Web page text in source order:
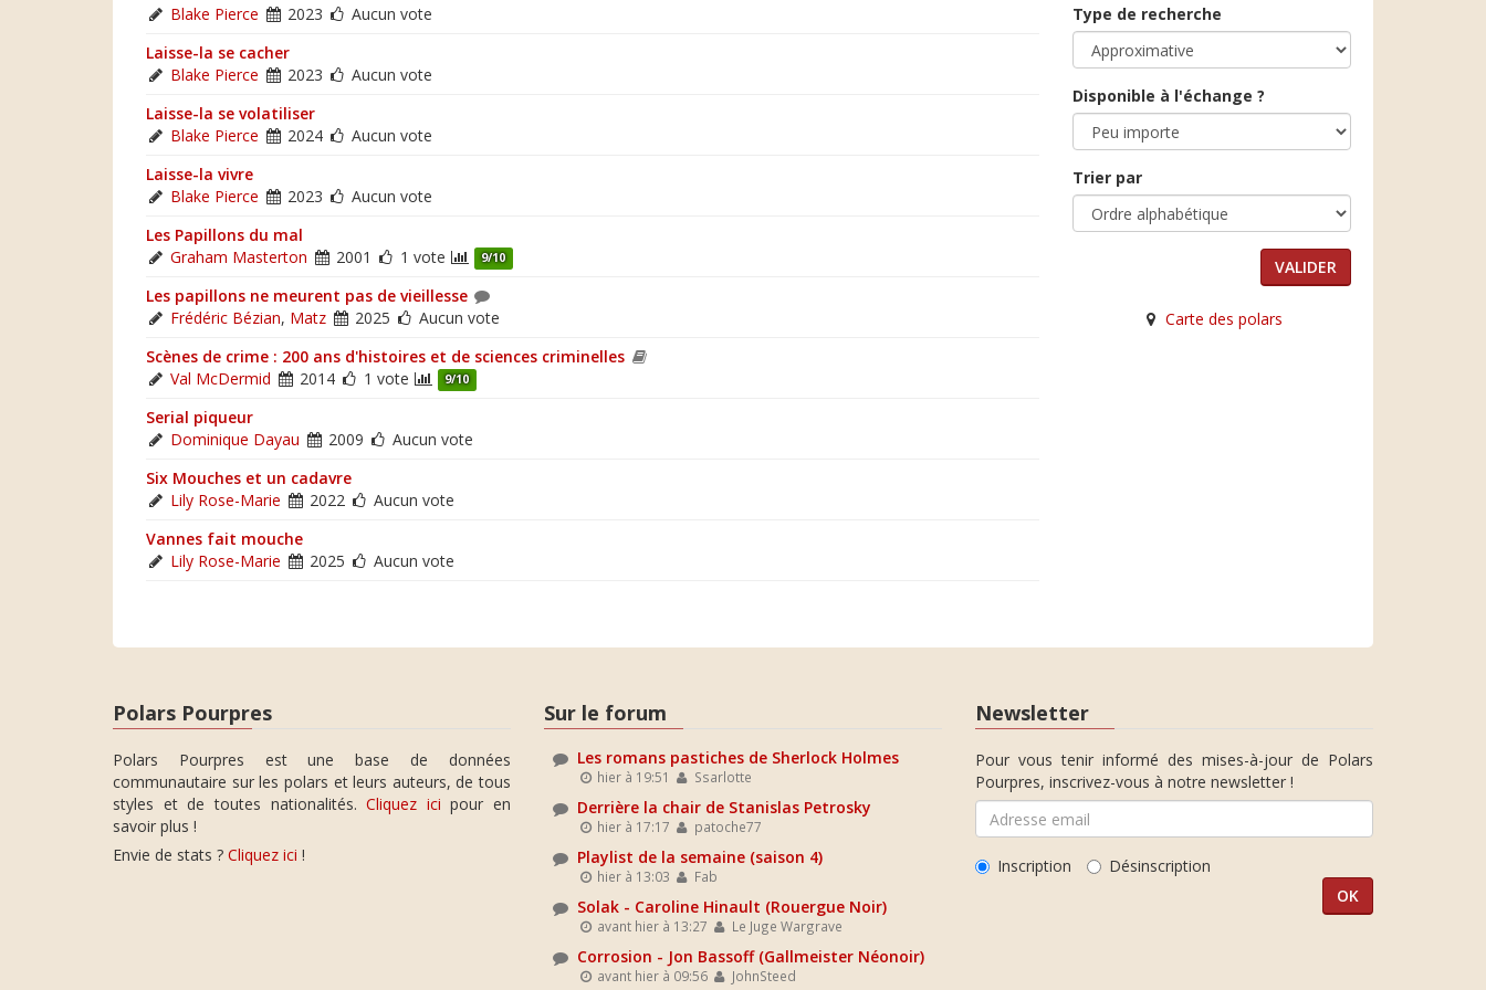
Blake Pierce
2023
Aucun vote
Laisse-la se cacher
Blake Pierce
2023
Aucun vote
Laisse-la se volatiliser
Blake Pierce
2024
Aucun vote
Laisse-la vivre
Blake Pierce
2023
Aucun vote
Les Papillons du mal
Graham Masterton
2001 1 vote 9/10
Les papillons ne meurent pas de vieillesse
Frédéric Bézian, Matz 2025
Aucun vote
Scènes de crime : 200 ans d'histoires et de sciences criminelles
Val McDermid
2014 1 vote 9/10
Serial piqueur
Dominique Dayau
2009
Aucun vote
Six Mouches et un cadavre
Lily Rose-Marie
2022
Aucun vote
Vannes fait mouche
Lily Rose-Marie
2025 Aucun vote
Type de recherche
Disponible à l'échange ?
Trier par
Carte des polars
Polars Pourpres
Polars Pourpres est une base de données
communautaire sur les polars et leurs auteurs, de tous
styles et de toutes nationalités.Cliquez ici pour en
savoir plus !
Envie de stats ? Cliquez ici !
Sur le forum
Les romans pastiches de Sherlock Holmes
hier à 19:51 Ssarlotte
Derrière la chair de Stanislas Petrosky
hier à 17:17 patoche77
Playlist de la semaine (saison 4)
hier à 13:03 Fab
Solak - Caroline Hinault (Rouergue Noir)
avant hier à 13:27 Le Juge Wargrave
Corrosion - Jon Bassoff (Gallmeister Néonoir)
avant hier à 09:56 JohnSteed
Newsletter
Pour vous tenir informé des mises-à-jour de Polars
Pourpres, inscrivez-vous à notre newsletter !
Inscription Désinscription